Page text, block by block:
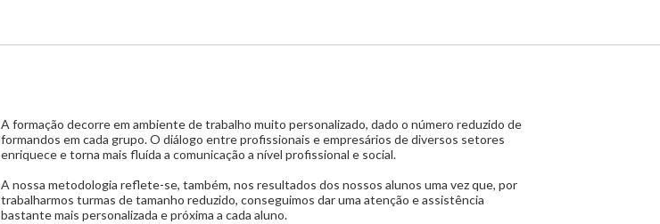
A formação decorre em ambiente de trabalho muito personalizado, dado o número reduzido de
formandos em cada grupo. O diálogo entre profissionais e empresários de diversos setores
enriquece e torna mais fluída a comunicação a nível profissional e social.
A nossa metodologia reflete-se, também, nos resultados dos nossos alunos uma vez que, por
trabalharmos turmas de tamanho reduzido, conseguimos dar uma atenção e assistência
bastante mais personalizada e próxima a cada aluno.